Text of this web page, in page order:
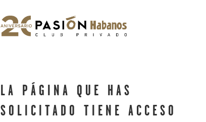
LA PÁGINA QUE HAS
SOLICITADO TIENE ACCESO